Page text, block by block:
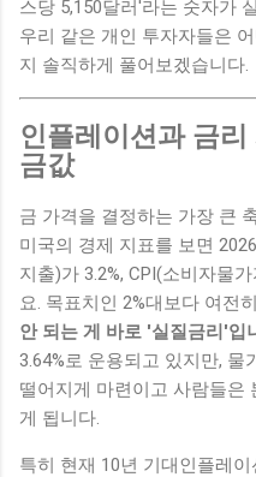
스당 5,150달러'라는 숫자가
우리 같은 개인 투자자들은
지 솔직하게 풀어보겠습니다.
인플레이션과 금
금값
금 가격을 결정하는 가장 큰
미국의 경제 지표를 보면
지출)가 3.2%, CPI(소비자물
요. 목표치인 2%대보다 여전
안 되는 게 바로 '실질금리'입
3.64%로 운용되고 있지만,
떨어지게 마련이고 사람들은
게 됩니다.
특히 현재 10년 기대인플레이